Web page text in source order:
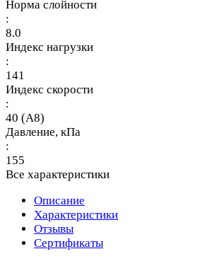
Норма слойности
:
8.0
Индекс нагрузки
:
141
Индекс скорости
:
40 (A8)
Давление, кПа
:
155
Все характеристики
Описание
Характеристики
Отзывы
Сертификаты